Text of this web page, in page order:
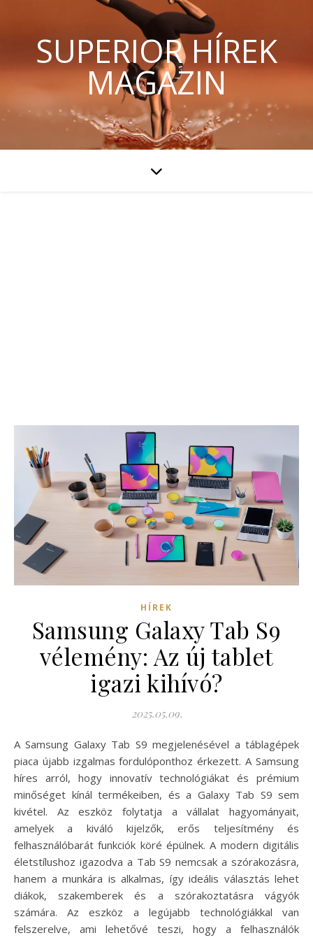
SUPERIOR HÍREK
MAGAZIN
HÍREK
Samsung Galaxy Tab S9
vélemény: Az új tablet
igazi kihívó?
2025.05.09.
A Samsung Galaxy Tab S9 megjelenésével a táblagépek
piaca újabb izgalmas fordulóponthoz érkezett. A Samsung
híres arról, hogy innovatív technológiákat és prémium
minőséget kínál termékeiben, és a Galaxy Tab S9 sem
kivétel. Az eszköz folytatja a vállalat hagyományait,
amelyek a kiváló kijelzők, erős teljesítmény és
felhasználóbarát funkciók köré épülnek. A modern digitális
életstílushoz igazodva a Tab S9 nemcsak a szórakozásra,
hanem a munkára is alkalmas, így ideális választás lehet
diákok, szakemberek és a szórakoztatásra vágyók
számára. Az eszköz a legújabb technológiákkal van
felszerelve, ami lehetővé teszi, hogy a felhasználók